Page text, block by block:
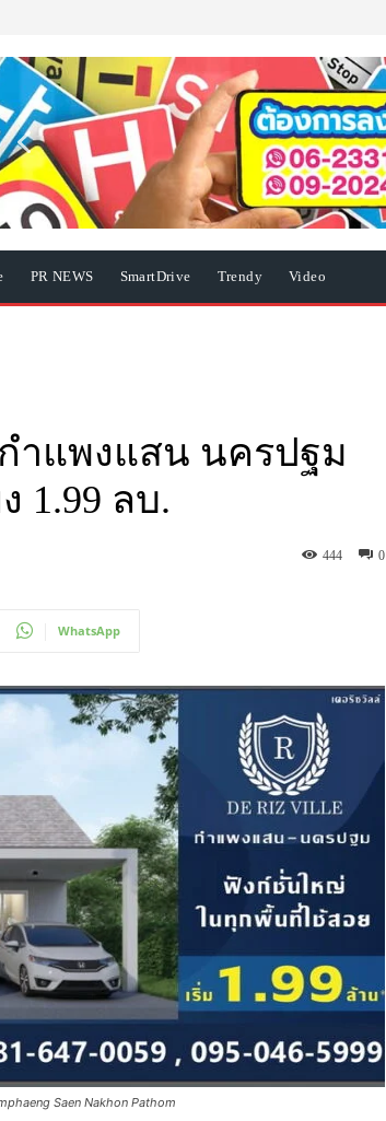
PR NEWS SmartDrive Trendy Video
กำแพงแสน นครปฐม
1.99 ลบ.
0
444
WhatsApp
Saen Nakhon Pathom